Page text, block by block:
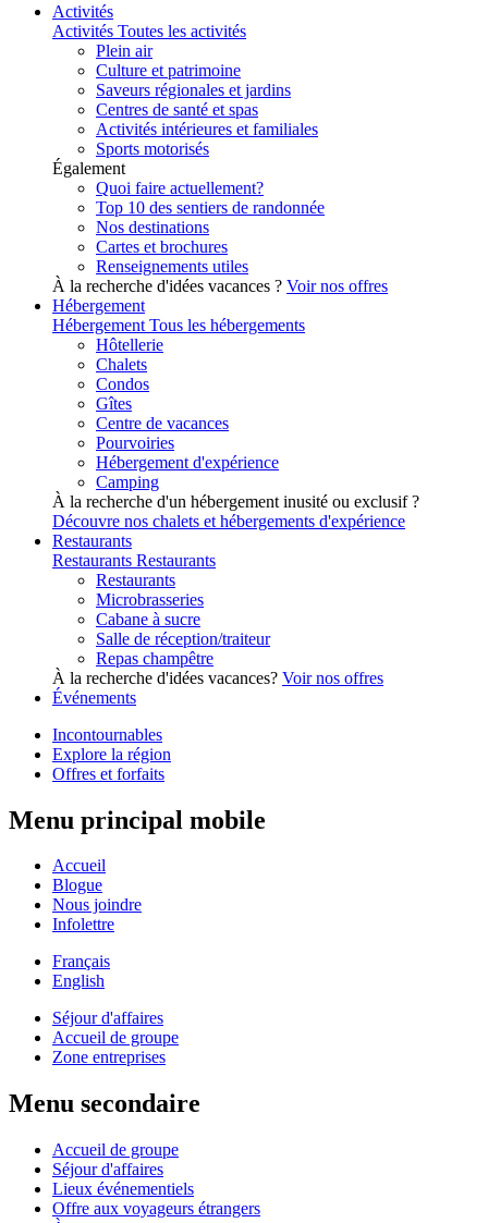
Activités
Activités Toutes les activités
Plein air
Culture et patrimoine
Saveurs régionales et jardins
Centres de santé et spas
Activités intérieures et familiales
Sports motorisés
Également
Quoi faire actuellement?
Top 10 des sentiers de randonnée
Nos destinations
Cartes et brochures
Renseignements utiles
À la recherche d'idées vacances ? Voir nos offres
Hébergement
Hébergement Tous les hébergements
Hôtellerie
Chalets
Condos
Gîtes
Centre de vacances
Pourvoiries
Hébergement d'expérience
Camping
À la recherche d'un hébergement inusité ou exclusif ?
Découvre nos chalets et hébergements d'expérience
Restaurants
Restaurants Restaurants
Restaurants
Microbrasseries
Cabane à sucre
Salle de réception/traiteur
Repas champêtre
À la recherche d'idées vacances? Voir nos offres
Événements
Incontournables
Explore la région
Offres et forfaits
Menu principal mobile
Accueil
Blogue
Nous joindre
Infolettre
Français
English
Séjour d'affaires
Accueil de groupe
Zone entreprises
Menu secondaire
Accueil de groupe
Séjour d'affaires
Lieux événementiels
Offre aux voyageurs étrangers